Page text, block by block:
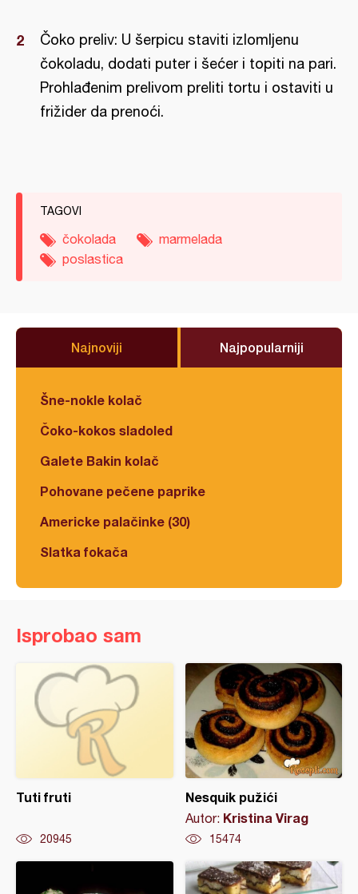
Čoko preliv: U šerpicu staviti izlomljenu
čokoladu, dodati puter i šećer i topiti na pari.
Prohlađenim prelivom preliti tortu i ostaviti u
frižider da prenoći.
TAGOVI
čokolada
marmelada
poslastica
Najnoviji Najpopularniji
Šne-nokle kolač
Čoko-kokos sladoled
Galete Bakin kolač
Pohovane pečene paprike
Americke palačinke (30)
Slatka fokača
Isprobao sam
Tuti fruti
20945
Nesquik pužići
Autor: Kristina Virag
15474